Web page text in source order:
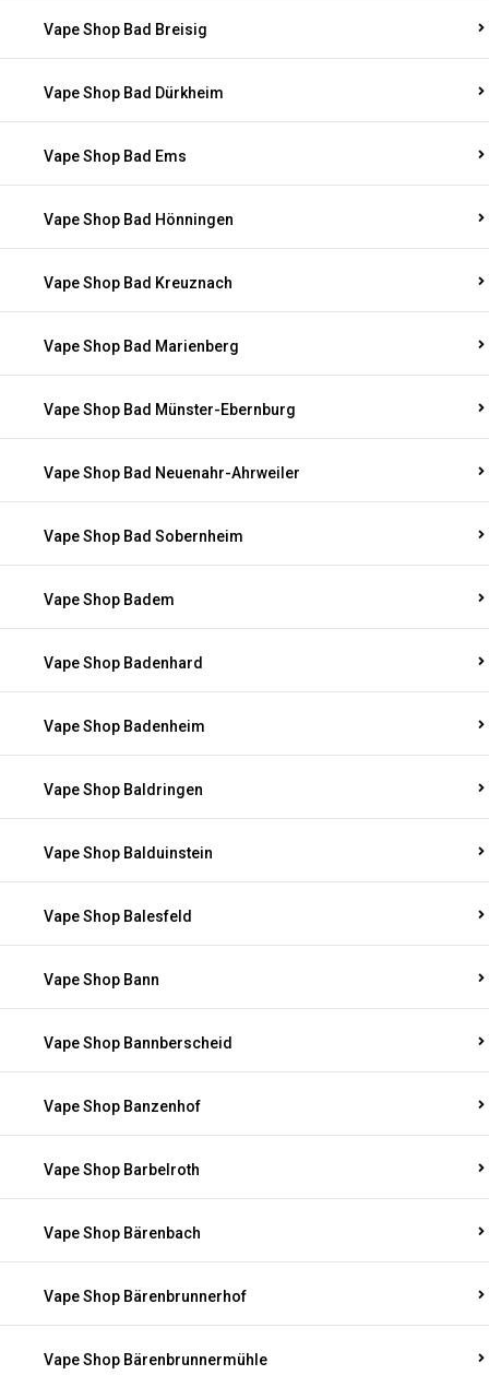
Vape Shop Bad Breisig
Vape Shop Bad Dürkheim
Vape Shop Bad Ems
Vape Shop Bad Hönningen
Vape Shop Bad Kreuznach
Vape Shop Bad Marienberg
Vape Shop Bad Münster-Ebernburg
Vape Shop Bad Neuenahr-Ahrweiler
Vape Shop Bad Sobernheim
Vape Shop Badem
Vape Shop Badenhard
Vape Shop Badenheim
Vape Shop Baldringen
Vape Shop Balduinstein
Vape Shop Balesfeld
Vape Shop Bann
Vape Shop Bannberscheid
Vape Shop Banzenhof
Vape Shop Barbelroth
Vape Shop Bärenbach
Vape Shop Bärenbrunnerhof
Vape Shop Bärenbrunnermühle